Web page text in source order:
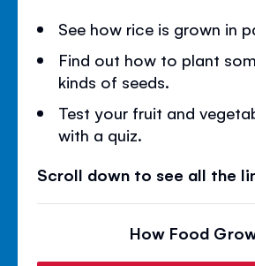
See how rice is grown in
Find out how to plant
kinds of seeds.
Test your fruit and
with a quiz.
Scroll down to see all the
How Food